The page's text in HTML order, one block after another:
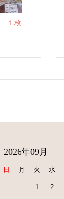
１枚
2026年09月
日 月 火 水
1 2